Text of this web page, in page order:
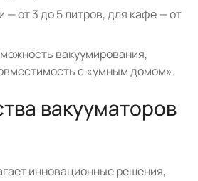
— от 3 до 5 литров, для кафе — от
вакуумирования,
с «умным домом».
вакууматоров
инновационные решения,